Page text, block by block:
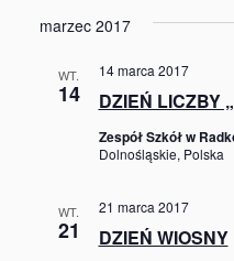
marzec 2017
WT.
14 DZIEŃ LICZBY
14 marca 2017
Zespół Szkół w
Dolnośląskie, Polska
WT.
21 DZIEŃ WIOSNY
21 marca 2017